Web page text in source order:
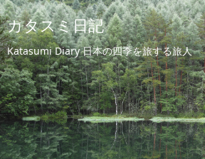
カタスミ日記
Katasumi Diary 日本の四季を旅する旅人